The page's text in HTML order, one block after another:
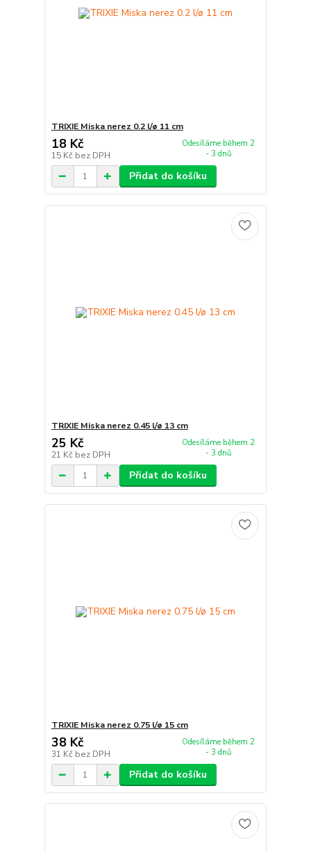
TRIXIE Miska nerez 0.2 l/ø 11 cm
18 Kč
15 Kč bez DPH
Odesíláme během 2
- 3 dnů
Přidat do košíku
TRIXIE Miska nerez 0.45 l/ø 13 cm
25 Kč
21 Kč bez DPH
Odesíláme během 2
- 3 dnů
Přidat do košíku
TRIXIE Miska nerez 0.75 l/ø 15 cm
38 Kč
31 Kč bez DPH
Odesíláme během 2
- 3 dnů
Přidat do košíku